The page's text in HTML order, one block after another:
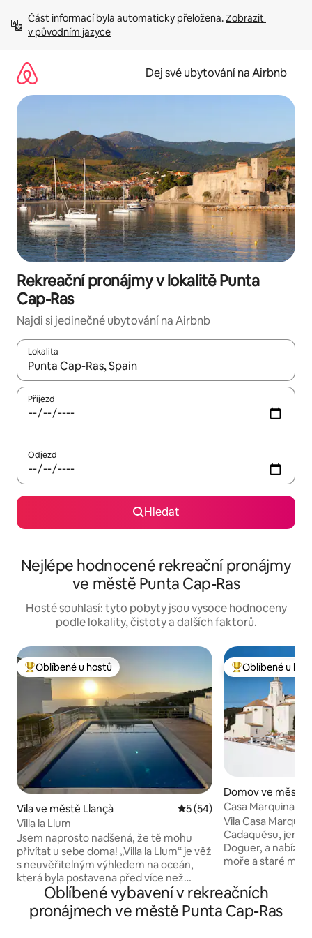
obsah
Část informací byla automaticky přeložena. Zobrazit
v původním jazyce
Dej své ubytování na Airbnb
Rekreační pronájmy v lokalitě Punta
Cap-Ras
Najdi si jedinečné ubytování na Airbnb
Lokalita
Až budou výsledky k dispozici, můžeš si je procházet pomocí
Příjezd
Odjezd
Hledat
Nejlépe hodnocené rekreační pronájmy
ve městě Punta Cap-Ras
Hosté souhlasí: tyto pobyty jsou vysoce hodnoceny
podle lokality, čistoty a dalších faktorů.
Nejlepší v kategorii Oblíbené u hostů
Oblíbené u hostů
Vila ve městě Llançà Průměrné hodnocení 5 z 5,
5 (54)
Villa la Llum
Jsem naprosto nadšená, že tě mohu
přivítat u sebe doma! „Villa la Llum“ je věž
s neuvěřitelným výhledem na oceán,
která byla postavena před více než
50 lety jako útočiště pro krásnou
francouzskou herečku. Tato nemovitost
je v rukou mé rodiny již 40 let a s velkým
Nejlepší v
Oblíbené u
Domov ve městě
Casa Marquina
Vila Casa
Cadaquésu, jen
Doguer, a nabízí
moře a staré město. Tento
zrekonstruován
a umělci,
a veškeré
Oblíbené vybavení v rekreačních
pronájmech ve městě Punta Cap-Ras